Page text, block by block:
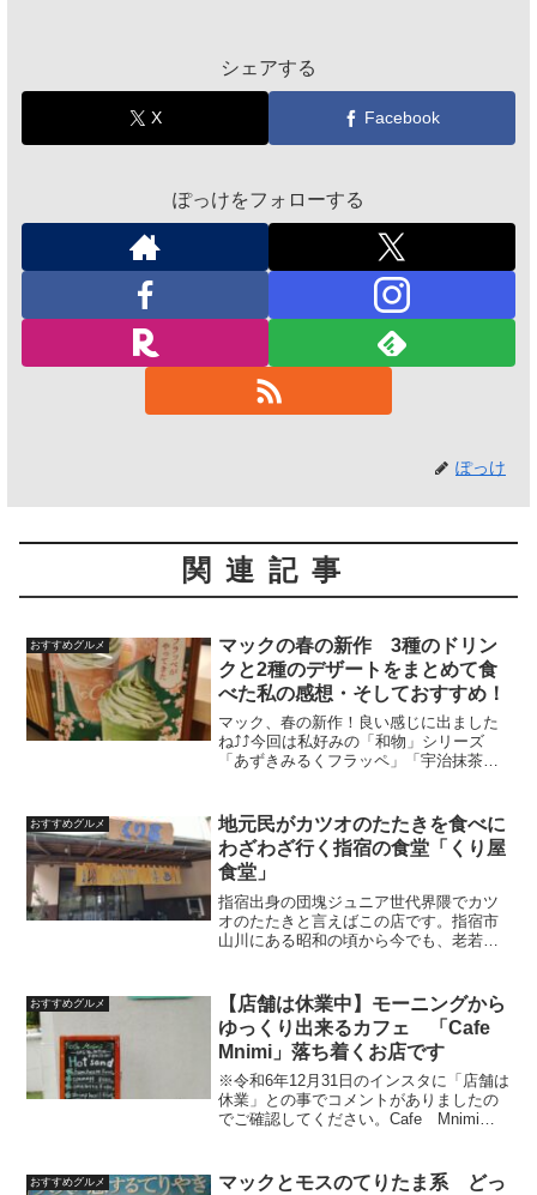
シェアする
X Facebook
ぽっけをフォローする
ぽっけ
関連記事
おすすめグルメ
マックの春の新作 3種のドリン
クと2種のデザートをまとめて食
べた私の感想・そしておすすめ！
マック、春の新作！良い感じに出ました
ね⤴⤴今回は私好みの「和物」シリーズ
「あずきみるくフラッペ」「宇治抹茶フ
売開始していてまだ食べていなかった
「抹茶黒蜜わらびもちパイ」...
おすすめグルメ
地元民がカツオのたたきを食べに
わざわざ行く指宿の食堂「くり屋
食堂」
指宿出身の団塊ジュニア世代界隈でカツ
オのたたきと言えばこの店です。指宿市
山川にある昭和の頃から今でも、老若男
紹介こちら正面玄関。私は通常は裏手の
駐車場から建物内に入るの...
おすすめグルメ
【店舗は休業中】モーニングから
ゆっくり出来るカフェ 「Cafe
Mnimi」落ち着くお店です
※令和6年12月31日のインスタに「店舗は
休業」との事でコメントがありましたの
でご確認してください。Cafe Mnimi
「Cafe Mnimi」モーニングに行っ...
おすすめグルメ
マックとモスのてりたま系 どっ